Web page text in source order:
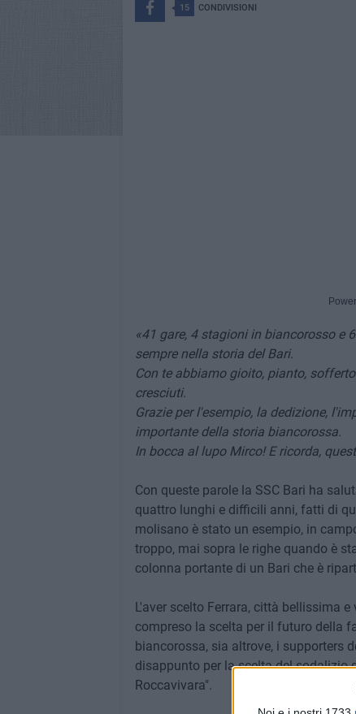
15 CONDIVISIONI
«41 gare, 4 stagioni in biancorosso e
sempre nella storia del Bari.
Con te abbiamo gioito, pianto,
cresciuti.
Grazie per l'esempio, la dedizione,
importante della storia biancorossa.
In bocca al lupo Mirco! E ricorda,
Con queste parole la SSC Bari ha
quattro lunghi e difficili anni, fatti di
molisano è stato un esempio, in
troppo, mai sopra le righe quando è
colonna portante di un Bari che è
L'aver scelto Ferrara, città bellissima
compreso la scelta per il futuro della
biancorossa, sia altrove, i supporters
disappunto per la scelta del sodalizio
Roccavivara".